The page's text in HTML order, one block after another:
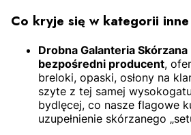
Co kryje się w kategorii
Drobna Galanteria Skórzana
bezpośredni producent,
breloki, opaski, osłony na
szyte z tej samej
bydlęcej, co nasze flagowe
uzupełnienie skórzanego